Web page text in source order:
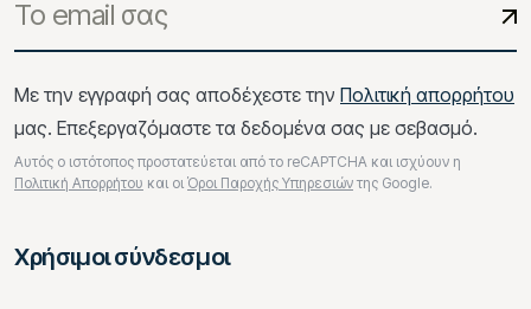
Με την εγγραφή σας αποδέχεστε την Πολιτική απορρήτου
μας. Επεξεργαζόμαστε τα δεδομένα σας με σεβασμό.
Αυτός ο ιστότοπος προστατεύεται από το reCAPTCHA και ισχύουν η
Πολιτική Απορρήτου και οι Όροι Παροχής Υπηρεσιών της Google.
Χρήσιμοι σύνδεσμοι